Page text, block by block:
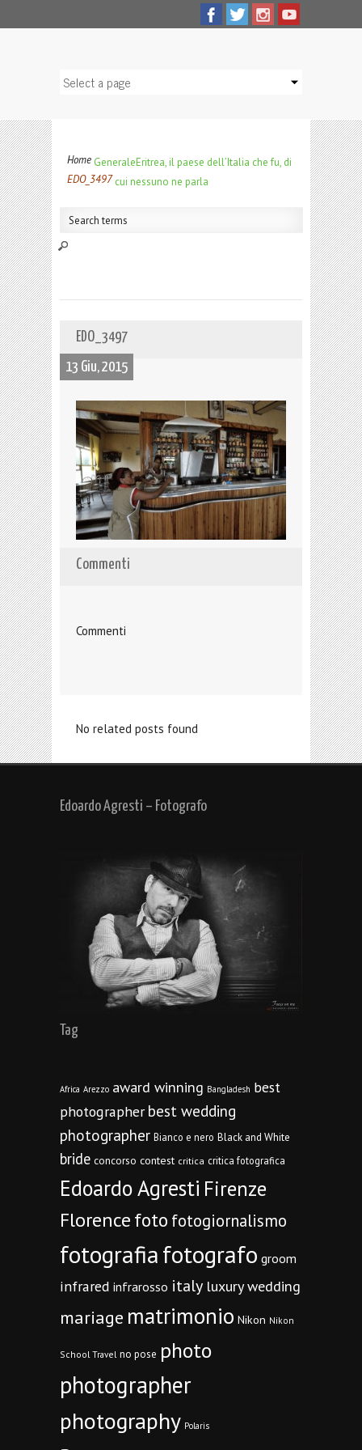
Home GeneraleEritrea, il paese dell’Italia che fu, di
cui nessuno ne parla
EDO_3497
EDO_3497
13 Giu, 2015
Commenti
Commenti
No related posts found
Edoardo Agresti – Fotografo
Tag
Africa Arezzo award winning Bangladesh best
photographer best wedding
photographer Bianco e nero Black and White
bride concorso contest critica critica fotografica
Edoardo Agresti Firenze
Florencefoto fotogiornalismo
fotografiafotografo groom
infrared infrarosso italy luxury wedding
mariage matrimonio Nikon Nikon
School Travel no pose photo
photographer
photography Polaris